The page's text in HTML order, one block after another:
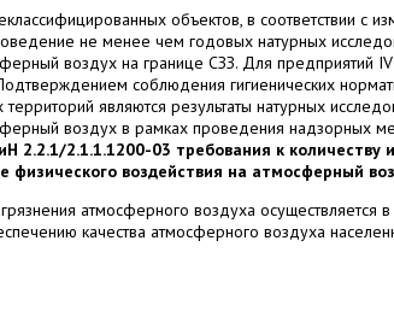
объектов, в соответствии с
не менее чем годовых натурных
воздух на границе СЗЗ. Для предприятий IV
соблюдения гигиенических
являются результаты натурных
воздух в рамках проведения надзорных
2.2.1/2.1.1.1200-03 требования к количеству
физического воздействия на атмосферный
атмосферного воздуха осуществляется в
качества атмосферного воздуха